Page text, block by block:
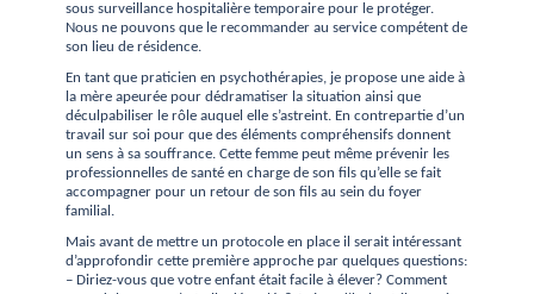
sous surveillance hospitalière temporaire pour le protéger.
Nous ne pouvons que le recommander au service compétent de
son lieu de résidence.
En tant que praticien en psychothérapies, je propose une aide à
la mère apeurée pour dédramatiser la situation ainsi que
déculpabiliser le rôle auquel elle s’astreint. En contrepartie d’un
travail sur soi pour que des éléments compréhensifs donnent
un sens à sa souffrance. Cette femme peut même prévenir les
professionnelles de santé en charge de son fils qu’elle se fait
accompagner pour un retour de son fils au sein du foyer
familial.
Mais avant de mettre un protocole en place il serait intéressant
d’approfondir cette première approche par quelques questions:
– Diriez-vous que votre enfant était facile à élever? Comment